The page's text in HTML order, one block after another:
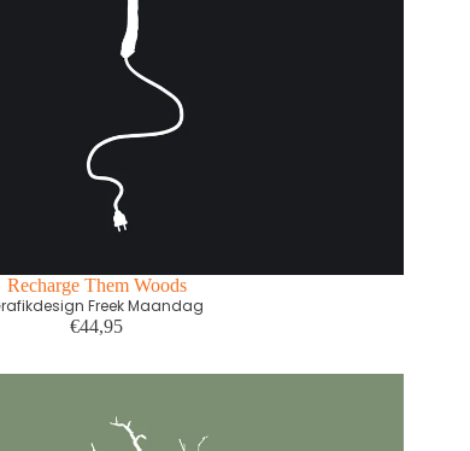
Recharge Them Woods
Freek Maandag
€44,95